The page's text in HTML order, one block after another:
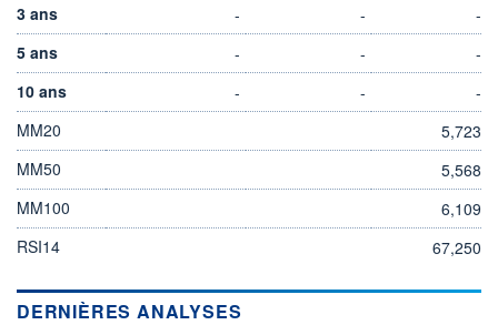
3 ans
- -
-
5 ans
- -
-
10 ans
- -
-
MM20
5,723
MM50
5,568
MM100
6,109
RSI14
67,250
DERNIÈRES ANALYSES